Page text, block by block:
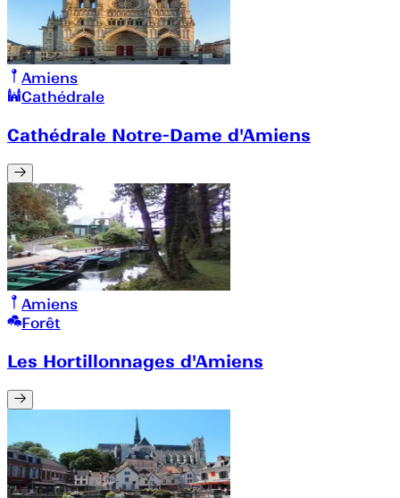
Amiens
Cathédrale
Cathédrale Notre-Dame d'Amiens
Amiens
Forêt
Les Hortillonnages d'Amiens